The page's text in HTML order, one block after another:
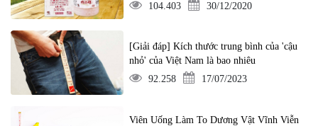
104.403
30/12/2020
[Giải đáp] Kích thước trung bình của 'cậu
nhỏ' của Việt Nam là bao nhiêu
92.258
17/07/2023
Viên Uống Làm To Dương Vật Vĩnh Viễn